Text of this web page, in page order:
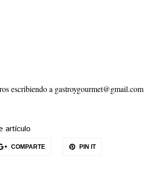
escribiendo a gastroygourmet@gmail.com
artículo
COMPARTE PIN IT